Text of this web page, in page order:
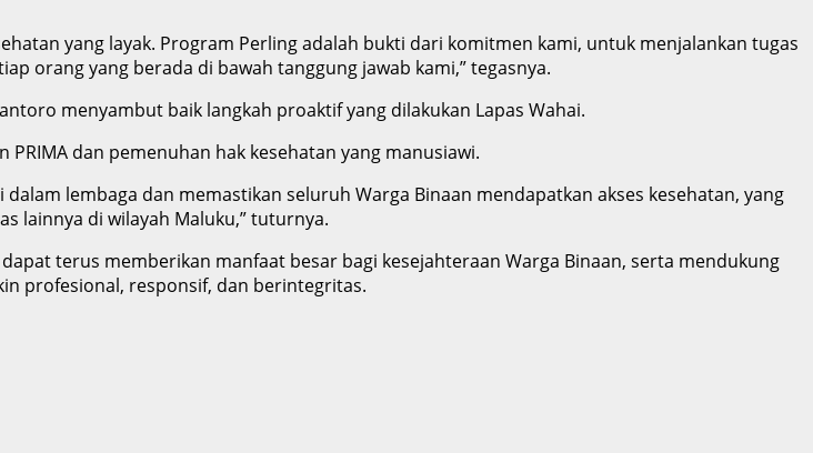
yang layak. Program Perling adalah bukti dari komitmen kami, untuk menjalankan tugas
orang yang berada di bawah tanggung jawab kami,” tegasnya.
menyambut baik langkah proaktif yang dilakukan Lapas Wahai.
dan pemenuhan hak kesehatan yang manusiawi.
lembaga dan memastikan seluruh Warga Binaan mendapatkan akses kesehatan, yang
lainnya di wilayah Maluku,” tuturnya.
terus memberikan manfaat besar bagi kesejahteraan Warga Binaan, serta mendukung
profesional, responsif, dan berintegritas.